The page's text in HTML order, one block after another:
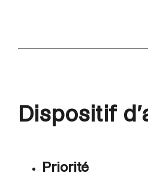
Dispositif
Priorité